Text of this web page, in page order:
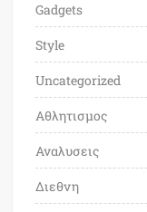
Gadgets
Style
Uncategorized
Αθλητισμος
Αναλυσεις
Διεθνη